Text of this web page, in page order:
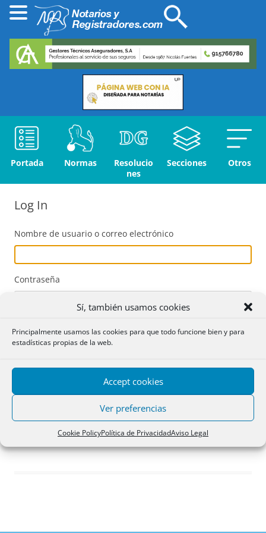
Sí, también usamos cookies
Principalmente usamos las cookies para que todo funcione bien y para
estadísticas propias de la web.
Accept cookies
Ver preferencias
Cookie PolicyPolítica de PrivacidadAviso Legal
Portada Normas
Resolucio
nes
Secciones Otros
Log In
Nombre de usuario o correo electrónico
Contraseña
Acceder
Registro
¿Has olvidado tu contraseña?